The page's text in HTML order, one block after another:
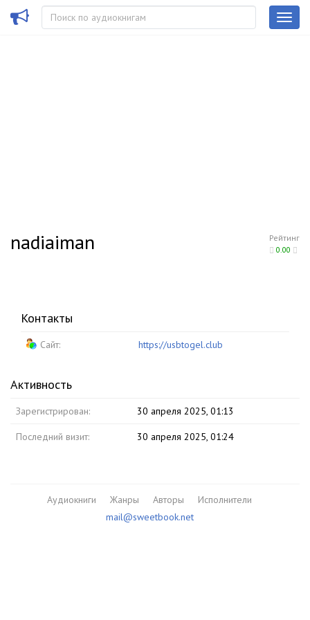
Рейтинг
0.00
nadiaiman
Контакты
Сайт: https://usbtogel.club
Активность
Зарегистрирован: 30 апреля 2025, 01:13
Последний визит: 30 апреля 2025, 01:24
Аудиокниги Жанры Авторы
Исполнители
mail@sweetbook.net